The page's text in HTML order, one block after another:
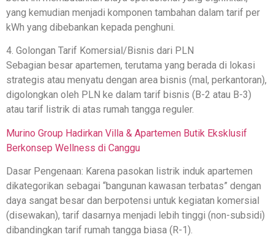
yang kemudian menjadi komponen tambahan dalam tarif per
kWh yang dibebankan kepada penghuni.
4. Golongan Tarif Komersial/Bisnis dari PLN
Sebagian besar apartemen, terutama yang berada di lokasi
strategis atau menyatu dengan area bisnis (mal, perkantoran),
digolongkan oleh PLN ke dalam tarif bisnis (B-2 atau B-3)
atau tarif listrik di atas rumah tangga reguler.
Murino Group Hadirkan Villa & Apartemen Butik Eksklusif
Berkonsep Wellness di Canggu
Dasar Pengenaan: Karena pasokan listrik induk apartemen
dikategorikan sebagai “bangunan kawasan terbatas” dengan
daya sangat besar dan berpotensi untuk kegiatan komersial
(disewakan), tarif dasarnya menjadi lebih tinggi (non-subsidi)
dibandingkan tarif rumah tangga biasa (R-1).